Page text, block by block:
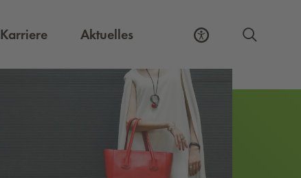
KarriereExterner Link, öffnet eine neue
Aktuelles